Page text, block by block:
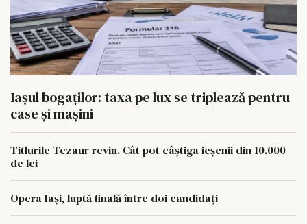
Iașul bogaților: taxa pe lux se triplează pentru
case și mașini
Titlurile Tezaur revin. Cât pot câștiga ieșenii din 10.000
de lei
Opera Iași, luptă finală între doi candidați